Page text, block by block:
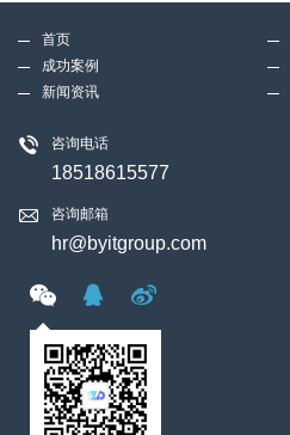
首页
成功案例
新闻资讯
咨询电话
18518615577
咨询邮箱
hr@byitgroup.com